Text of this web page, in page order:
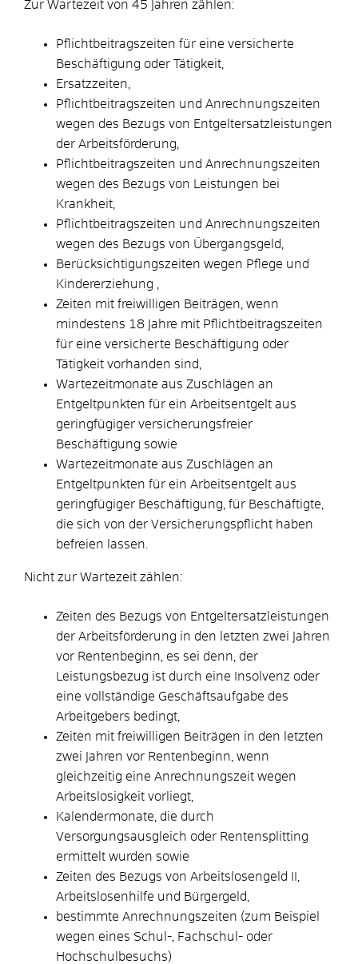
Zur Wartezeit von 45 Jahren zählen:
Pflichtbeitragszeiten für eine versicherte
Beschäftigung oder Tätigkeit,
Ersatzzeiten,
Pflichtbeitragszeiten und Anrechnungszeiten
wegen des Bezugs von Entgeltersatzleistungen
der Arbeitsförderung,
Pflichtbeitragszeiten und Anrechnungszeiten
wegen des Bezugs von Leistungen bei
Krankheit,
Pflichtbeitragszeiten und Anrechnungszeiten
wegen des Bezugs von Übergangsgeld,
Berücksichtigungszeiten wegen Pflege und
Kindererziehung ,
Zeiten mit freiwilligen Beiträgen, wenn
mindestens 18 Jahre mit Pflichtbeitragszeiten
für eine versicherte Beschäftigung oder
Tätigkeit vorhanden sind,
Wartezeitmonate aus Zuschlägen an
Entgeltpunkten für ein Arbeitsentgelt aus
geringfügiger versicherungsfreier
Beschäftigung sowie
Wartezeitmonate aus Zuschlägen an
Entgeltpunkten für ein Arbeitsentgelt aus
geringfügiger Beschäftigung, für Beschäftigte,
die sich von der Versicherungspflicht haben
befreien lassen.
Nicht zur Wartezeit zählen:
Zeiten des Bezugs von Entgeltersatzleistungen
der Arbeitsförderung in den letzten zwei Jahren
vor Rentenbeginn, es sei denn, der
Leistungsbezug ist durch eine Insolvenz oder
eine vollständige Geschäftsaufgabe des
Arbeitgebers bedingt,
Zeiten mit freiwilligen Beiträgen in den letzten
zwei Jahren vor Rentenbeginn, wenn
gleichzeitig eine Anrechnungszeit wegen
Arbeitslosigkeit vorliegt,
Kalendermonate, die durch
Versorgungsausgleich oder Rentensplitting
ermittelt wurden sowie
Zeiten des Bezugs von Arbeitslosengeld II,
Arbeitslosenhilfe und Bürgergeld,
bestimmte Anrechnungszeiten (zum Beispiel
wegen eines Schul-, Fachschul- oder
Hochschulbesuchs)